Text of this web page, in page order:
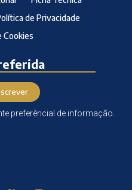
de Privacidade
Cookies
preferêncial de informação.